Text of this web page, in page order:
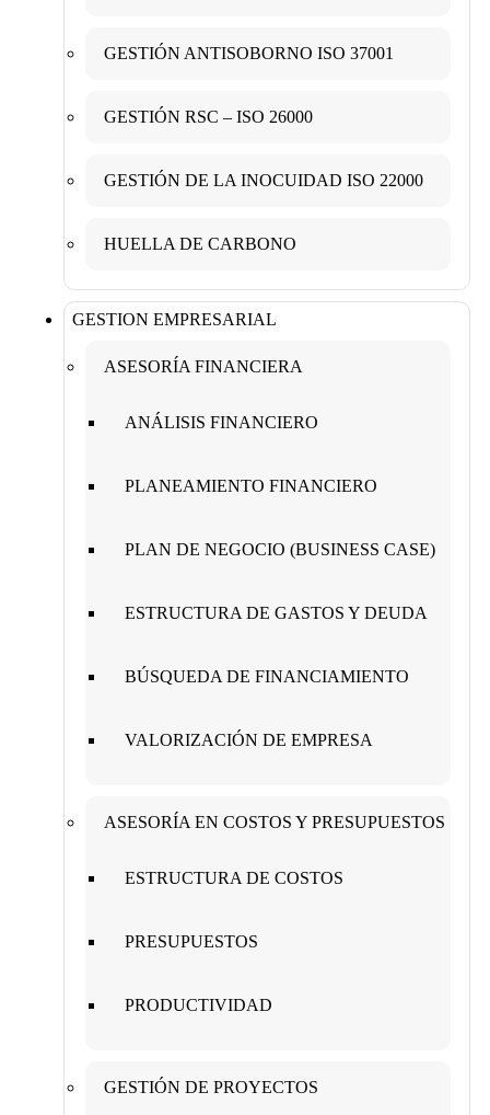
GESTIÓN ANTISOBORNO ISO 37001
GESTIÓN RSC – ISO 26000
GESTIÓN DE LA INOCUIDAD ISO 22000
HUELLA DE CARBONO
GESTION EMPRESARIAL
ASESORÍA FINANCIERA
ANÁLISIS FINANCIERO
PLANEAMIENTO FINANCIERO
PLAN DE NEGOCIO (BUSINESS CASE)
ESTRUCTURA DE GASTOS Y DEUDA
BÚSQUEDA DE FINANCIAMIENTO
VALORIZACIÓN DE EMPRESA
ASESORÍA EN COSTOS Y PRESUPUESTOS
ESTRUCTURA DE COSTOS
PRESUPUESTOS
PRODUCTIVIDAD
GESTIÓN DE PROYECTOS